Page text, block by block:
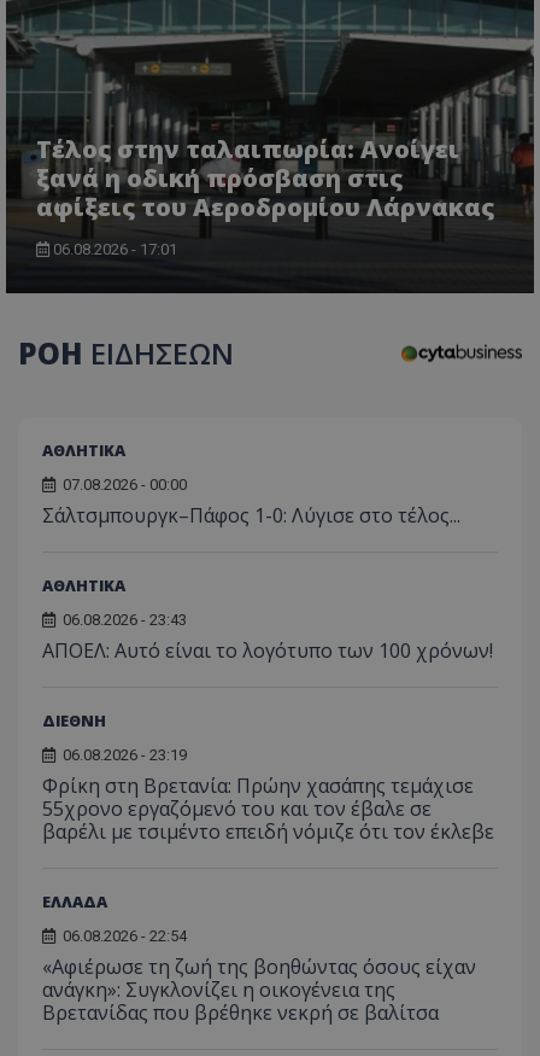
Τέλος στην ταλαιπωρία: Ανοίγει
ξανά η οδική πρόσβαση στις
αφίξεις του Αεροδρομίου Λάρνακας
06.08.2026 - 17:01
ΡΟΗ ΕΙΔΗΣΕΩΝ
ΑΘΛΗΤΙΚΑ
07.08.2026 - 00:00
Σάλτσμπουργκ–Πάφος 1-0: Λύγισε στο τέλος...
ΑΘΛΗΤΙΚΑ
06.08.2026 - 23:43
ΑΠΟΕΛ: Αυτό είναι το λογότυπο των 100 χρόνων!
ΔΙΕΘΝΗ
06.08.2026 - 23:19
Φρίκη στη Βρετανία: Πρώην χασάπης τεμάχισε
55χρονο εργαζόμενό του και τον έβαλε σε
βαρέλι με τσιμέντο επειδή νόμιζε ότι τον έκλεβε
ΕΛΛΑΔΑ
06.08.2026 - 22:54
«Αφιέρωσε τη ζωή της βοηθώντας όσους είχαν
ανάγκη»: Συγκλονίζει η οικογένεια της
Βρετανίδας που βρέθηκε νεκρή σε βαλίτσα
τον
οποίο
του
ποιες
έχουν
_ga_J7RS52TMNC
.tothemaonline.com
1 χρόνος 1
Αυτό